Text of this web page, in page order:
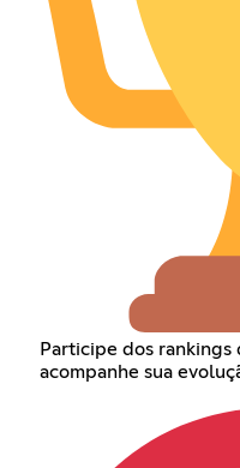
Participe dos rankings
acompanhe sua